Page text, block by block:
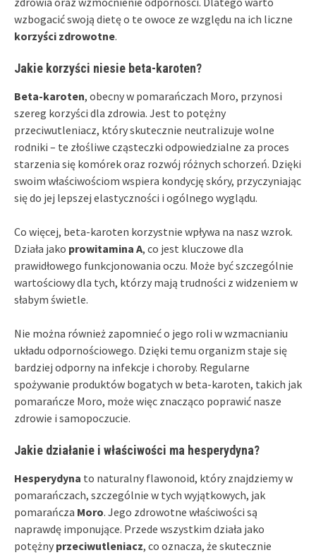
wzbogacić swoją dietę o te owoce ze względu na ich liczne
korzyści zdrowotne.
Jakie korzyści niesie beta-karoten?
Beta-karoten, obecny w pomarańczach Moro, przynosi
szereg korzyści dla zdrowia. Jest to potężny
przeciwutleniacz, który skutecznie neutralizuje wolne
rodniki – te złośliwe cząsteczki odpowiedzialne za proces
starzenia się komórek oraz rozwój różnych schorzeń. Dzięki
swoim właściwościom wspiera kondycję skóry, przyczyniając
się do jej lepszej elastyczności i ogólnego wyglądu.
Co więcej, beta-karoten korzystnie wpływa na nasz wzrok.
Działa jako prowitamina A, co jest kluczowe dla
prawidłowego funkcjonowania oczu. Może być szczególnie
wartościowy dla tych, którzy mają trudności z widzeniem w
słabym świetle.
Nie można również zapomnieć o jego roli w wzmacnianiu
układu odpornościowego. Dzięki temu organizm staje się
bardziej odporny na infekcje i choroby. Regularne
spożywanie produktów bogatych w beta-karoten, takich jak
pomarańcze Moro, może więc znacząco poprawić nasze
zdrowie i samopoczucie.
Jakie działanie i właściwości ma hesperydyna?
Hesperydyna to naturalny flawonoid, który znajdziemy w
pomarańczach, szczególnie w tych wyjątkowych, jak
pomarańcza Moro. Jego zdrowotne właściwości są
naprawdę imponujące. Przede wszystkim działa jako
potężny przeciwutleniacz, co oznacza, że skutecznie